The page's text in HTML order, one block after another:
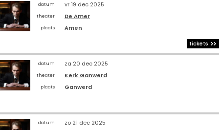
datum vr 19 dec 2025
theater De Amer
plaats
Amen
tickets
datum za 20 dec 2025
theater Kerk Ganwerd
plaats Ganwerd
datum zo 21 dec 2025